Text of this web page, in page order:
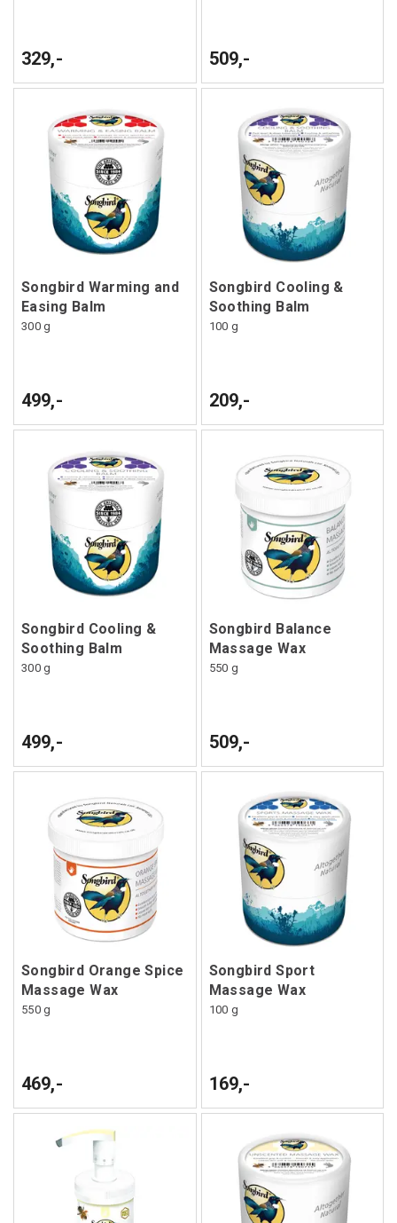
329,- 509,-
Songbird Warming and
Easing Balm
300 g
499,-
Songbird Cooling &
Soothing Balm
100 g
209,-
Songbird Cooling &
Soothing Balm
300 g
499,-
Songbird Balance
Massage Wax
550 g
509,-
Songbird Orange Spice
Massage Wax
550 g
469,-
Songbird Sport
Massage Wax
100 g
169,-